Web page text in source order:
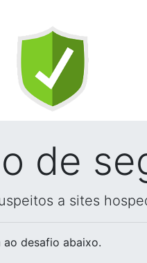
de
a sites
ao desafio abaixo.